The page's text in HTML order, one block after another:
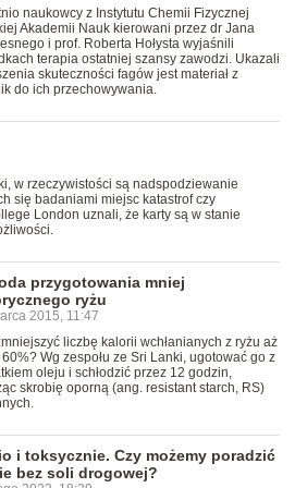
naukowcy z Instytutu Chemii Fizycznej
Akademii Nauk kierowani przez dr Jana
i prof. Roberta Hołysta wyjaśnili
terapia ostatniej szansy zawodzi. Ukazali
skuteczności fagów jest materiał z
do ich przechowywania.
w rzeczywistości są nadspodziewanie
się badaniami miejsc katastrof czy
London uznali, że karty są w stanie
przygotowania mniej
ryżu
2015, 11:47
liczbę kalorii wchłanianych z ryżu aż
Wg zespołu ze Sri Lanki, ugotować go z
oleju i schłodzić przez 12 godzin,
skrobię oporną (ang. resistant starch, RS)
i toksycznie. Czy możemy poradzić
bez soli drogowej?